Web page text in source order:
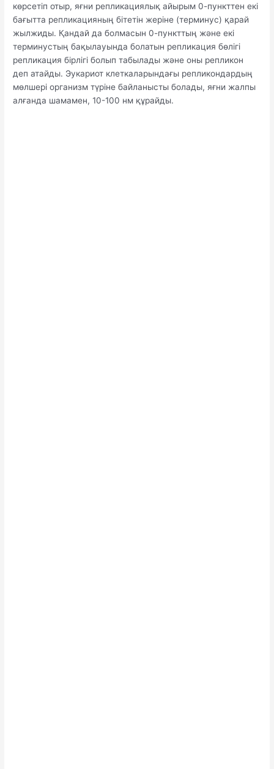
көрсетіп отыр, яғни репликациялық айырым 0-пункттен екі
бағытта репликацияның бітетін жеріне (терминус) қарай
жылжиды. Қандай да болмасын 0-пункттың және екі
терминустың бақылауында болатын репликация бөлігі
репликация бірлігі болып табылады және оны репликон
деп атайды. Эукариот клеткаларындағы репликондардың
мөлшері организм түріне байланысты болады, яғни жалпы
алғанда шамамен, 10-100 нм құрайды.